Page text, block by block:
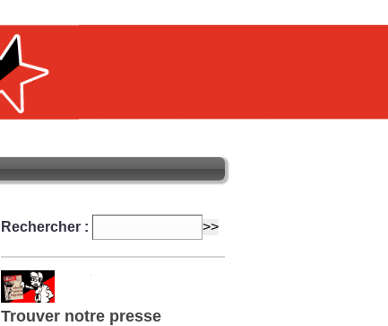
Rechercher :
Trouver notre presse